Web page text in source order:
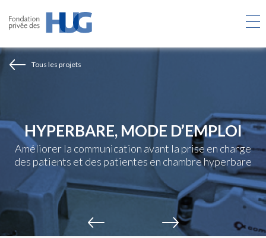
contenu
Tous les projets
HYPERBARE, MODE D’EMPLOI
Améliorer la communication avant la prise en charge
des patients et des patientes en chambre hyperbare